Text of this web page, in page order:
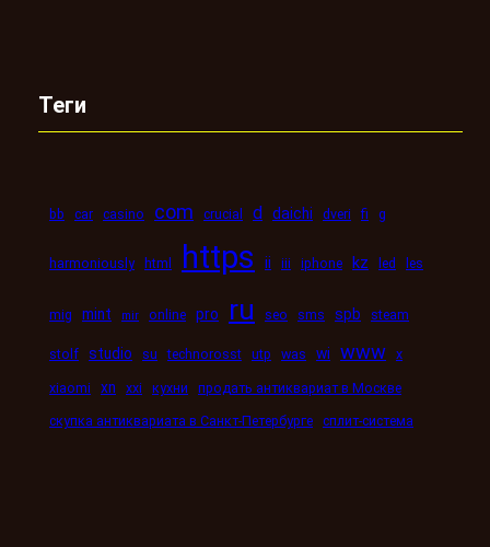
Теги
bb car casino com crucial d daichi dveri fi g
harmoniously html https ii iii iphone kz led les
mig mint mir online pro ru seo sms spb steam
stolf studio su technorosst utp was wi www x
xiaomi xn xxi кухни
продать антиквариат в Москве
скупка антиквариата в Санкт-Петербурге сплит-система